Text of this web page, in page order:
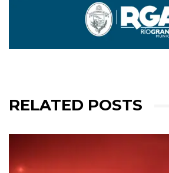
RELATED POSTS